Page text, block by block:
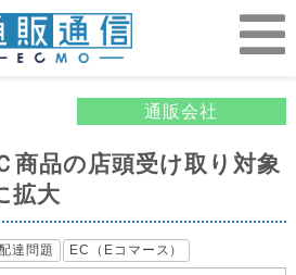
通販会社
商品の店頭受け取り対象
拡大
達問題 EC（Eコマース）